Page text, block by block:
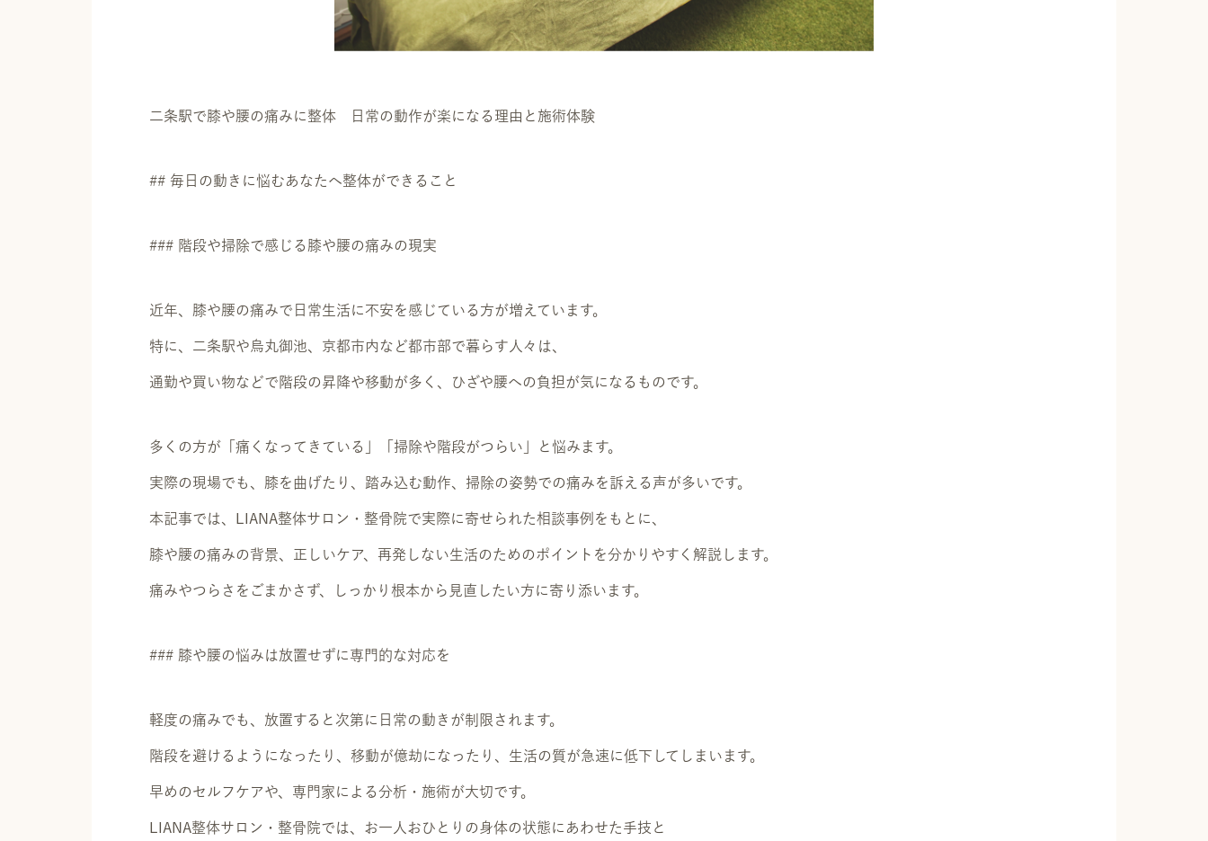
二条駅で膝や腰の痛みに整体 日常の動作が楽になる理由と施術体験
## 毎日の動きに悩むあなたへ整体ができること
### 階段や掃除で感じる膝や腰の痛みの現実
近年、膝や腰の痛みで日常生活に不安を感じている方が増えています。
特に、二条駅や烏丸御池、京都市内など都市部で暮らす人々は、
通勤や買い物などで階段の昇降や移動が多く、ひざや腰への負担が気になるものです。
多くの方が「痛くなってきている」「掃除や階段がつらい」と悩みます。
実際の現場でも、膝を曲げたり、踏み込む動作、掃除の姿勢での痛みを訴える声が多いです。
本記事では、LIANA整体サロン・整骨院で実際に寄せられた相談事例をもとに、
膝や腰の痛みの背景、正しいケア、再発しない生活のためのポイントを分かりやすく解説します。
痛みやつらさをごまかさず、しっかり根本から見直したい方に寄り添います。
### 膝や腰の悩みは放置せずに専門的な対応を
軽度の痛みでも、放置すると次第に日常の動きが制限されます。
階段を避けるようになったり、移動が億劫になったり、生活の質が急速に低下してしまいます。
早めのセルフケアや、専門家による分析・施術が大切です。
LIANA整体サロン・整骨院では、お一人おひとりの身体の状態にあわせた手技と